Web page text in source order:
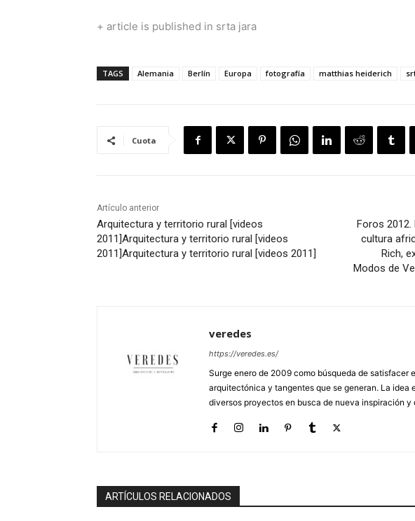
+ article is published in srta jara
TAGS Alemania Berlín Europa fotografía matthias heiderich
Cuota
Artículo anterior
Arquitectura y territorio rural [videos
2011]Arquitectura y territorio rural [videos
2011]Arquitectura y territorio rural [videos 2011]
Foros 2012.
cultura
Rich,
Modos de
veredes
https://veredes.es/
Surge enero de 2009 como búsqueda de satisfacer
arquitectónica y tangentes que se generan. La idea
diversos proyectos en busca de nueva inspiración y
ARTÍCULOS RELACIONADOS